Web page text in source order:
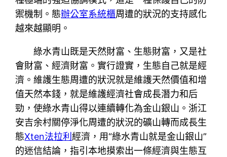
禦機制。態辦公室系統櫃周遭的狀況的支持感化
越來越顯明。
綠水青山既是天然財富、生態財富，又是社
會財富、經濟財富。實行證實，生態自己就是經
濟。維護生態周遭的狀況就是維護天然價值和增
值天然本錢，就是維護經濟社會成長潛力和后
勁，使綠水青山得以連續轉化為金山銀山。浙江
安吉余村關停淨化周遭的狀況的礦山轉而成長生
態Xten法拉利經濟，用“綠水青山就是金山銀山”
的迷信結論，指引本地摸索出一條經濟與生態互